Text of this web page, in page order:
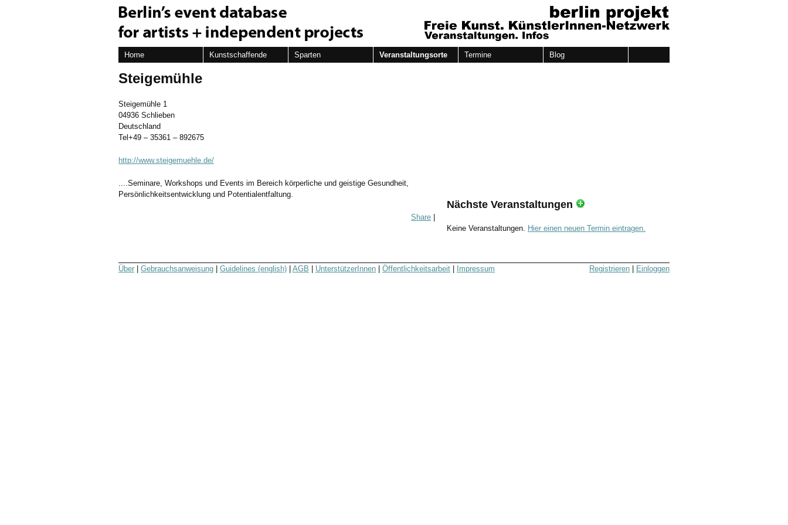
Home Kunstschaffende Sparten Veranstaltungsorte Termine Blog
Steigemühle
Steigemühle 1
04936 Schlieben
Deutschland
Tel+49 – 35361 – 892675
http://www.steigemuehle.de/
....Seminare, Workshops und Events im Bereich körperliche und geistige Gesundheit,
Persönlichkeitsentwicklung und Potentialentfaltung.
Share
Nächste Veranstaltungen
Keine Veranstaltungen. Hier einen neuen Termin eintragen.
Registrieren Einloggen
Über Gebrauchsanweisung Guidelines (english) AGB UnterstützerInnen Öffentlichkeitsarbeit Impressum